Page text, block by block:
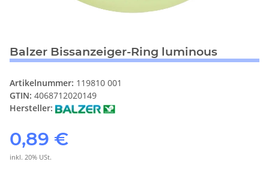
Balzer Bissanzeiger-Ring luminous
Artikelnummer: 119810 001
GTIN: 4068712020149
Hersteller:
0,89 €
inkl. 20% USt.